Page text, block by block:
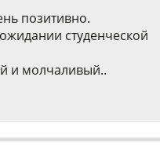
позитивно.
студенческой
и молчаливый..